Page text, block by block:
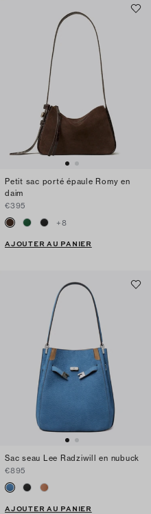
Petit sac porté épaule Romy en
daim
€395
+8
AJOUTER AU PANIER
Sac seau Lee Radziwill en nubuck
€895
AJOUTER AU PANIER